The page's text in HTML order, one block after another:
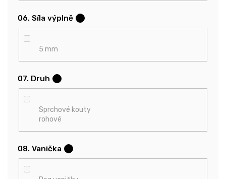
06. Síla výplně
5 mm
07. Druh
Sprchové kouty
rohové
08. Vanička